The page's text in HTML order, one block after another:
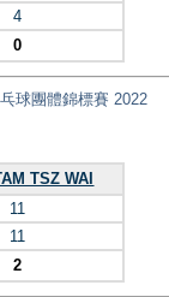
4
0
球團體錦標賽 2022
TSZ WAI
11
11
2